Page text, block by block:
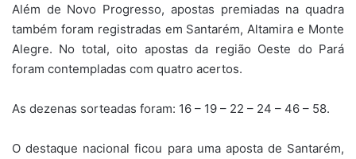
Além de Novo Progresso, apostas premiadas na quadra
também foram registradas em Santarém, Altamira e Monte
Alegre. No total, oito apostas da região Oeste do Pará
foram contempladas com quatro acertos.
As dezenas sorteadas foram: 16 – 19 – 22 – 24 – 46 – 58.
O destaque nacional ficou para uma aposta de Santarém,